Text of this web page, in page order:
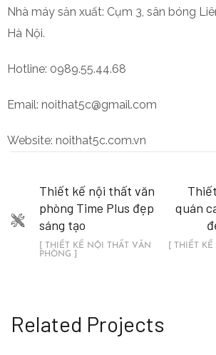
Nhà máy sản xuất: Cụm 3, sân bóng
Hà Nội.
Hotline: 0989.55.44.68
Email: noithat5c@gmail.com
Website: noithat5c.com.vn
Thiết kế nội thất văn
phòng Time Plus đẹp
sáng tạo
[ THIẾT KẾ NỘI THẤT VĂN
PHÒNG ]
quán
[ THIẾT
Related Projects